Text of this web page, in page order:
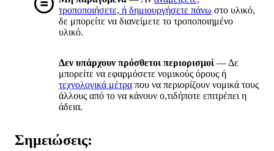
τροποποιήσετε, ή δημιουργήσετε πάνω στο υλικό,
δε μπορείτε να διανείμετε το τροποποιημένο
υλικό.
Δεν υπάρχουν πρόσθετοι περιορισμοί — Δε
μπορείτε να εφαρμόσετε νομικούς όρους ή
τεχνολογικά μέτρα που να περιορίζουν νομικά τους
άλλους από το να κάνουν ο,τιδήποτε επιτρέπει η
άδεια.
Σημειώσεις: